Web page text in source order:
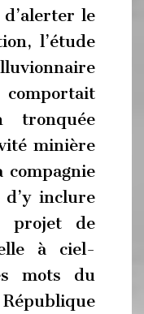
d’alerter le
l’étude
tronquée
minière
d’y inclure
projet de
à ciel-
mots du